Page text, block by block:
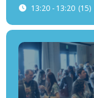
13:20 - 13:20 (15)